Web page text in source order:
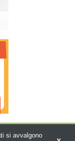
si avvalgono